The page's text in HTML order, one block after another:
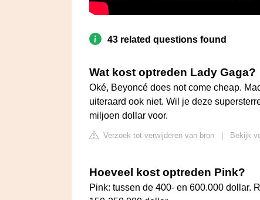
43 related questions found
Wat kost optreden Lady Gaga?
Oké, Beyoncé does not come cheap.
uiteraard ook niet. Wil je deze
miljoen dollar voor.
Verzoek tot verwijderen van bron Bekijk
Hoeveel kost optreden Pink?
Pink: tussen de 400- en 600.000 dollar.